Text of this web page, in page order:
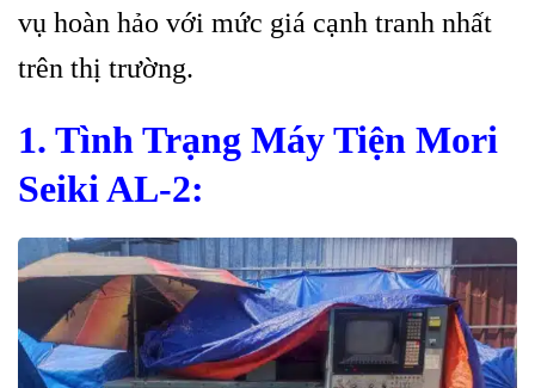
vụ hoàn hảo với mức giá cạnh tranh nhất
trên thị trường.
1. Tình Trạng Máy Tiện Mori
Seiki AL-2: